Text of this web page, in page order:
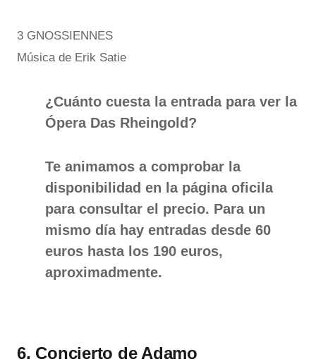
3 GNOSSIENNES
Música de Erik Satie
¿Cuánto cuesta la entrada para ver la
Ópera Das Rheingold?
Te animamos a comprobar la
disponibilidad en la página oficila
para consultar el precio. Para un
mismo día hay entradas desde 60
euros hasta los 190 euros,
aproximadmente.
6. Concierto de Adamo